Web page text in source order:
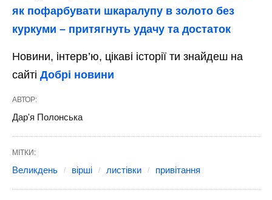
як пофарбувати шкаралупу в золото без
куркуми – притягнуть удачу та достаток
Новини, інтерв’ю, цікаві історії ти знайдеш на
сайті Добрі новини
АВТОР:
Дар'я Полонська
МІТКИ:
Великдень вірші листівки привітання